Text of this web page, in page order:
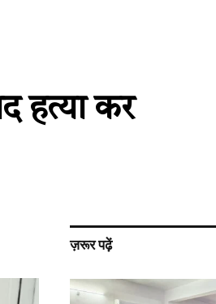
हत्या कर
ज़रूर पढ़ें